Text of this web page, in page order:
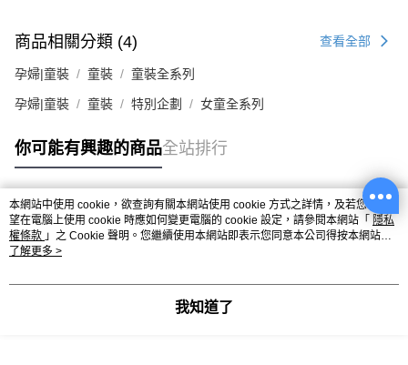
商品相關分類 (4) 查看全部
孕婦|童裝 童裝 童裝全系列
孕婦|童裝 童裝 特別企劃 女童全系列
你可能有興趣的商品全站排行
熱門標籤
本網站中使用 cookie，欲查詢有關本網站使用 cookie 方式之詳情，及若您不希
望在電腦上使用 cookie 時應如何變更電腦的 cookie 設定，請參閱本網站「 隱私
權條款 」之 Cookie 聲明。您繼續使用本網站即表示您同意本公司得按本網站使
用條款之 Cookie 聲明使用 cookie。
了解更多 >
我知道了